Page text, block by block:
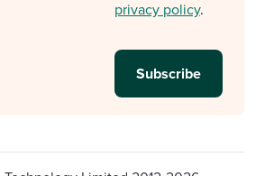
privacy policy.